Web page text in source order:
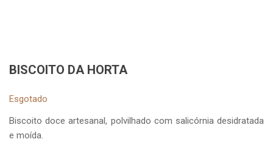
BISCOITO DA HORTA
Esgotado
Biscoito doce artesanal, polvilhado com salicórnia desidratada
e moída.